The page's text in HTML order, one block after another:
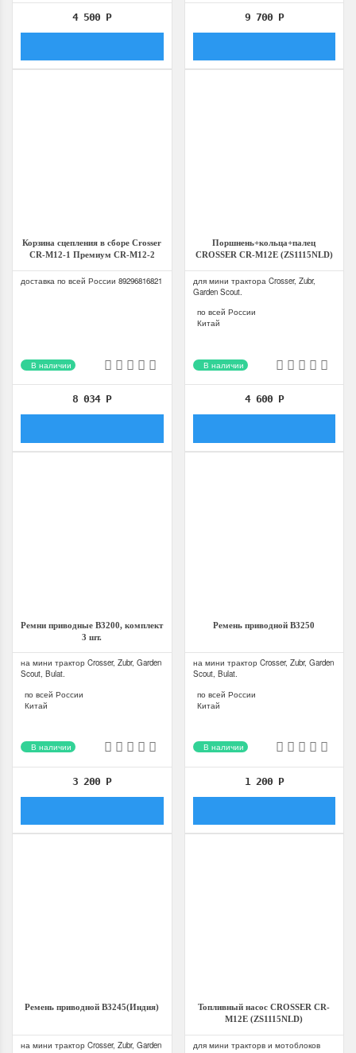
Мотоблок Скаут GS 15 DE Минитрактор
4 500 Р 9 700 Р
Корзина сцепления в сборе Crosser
CR-M12-1 Премиум CR-M12-2
доставка по всей России 89296816821
В наличии
8 034 Р
Поршнень+кольца+палец
CROSSER CR-M12E (ZS1115NLD)
для мини трактора Crosser, Zubr,
Garden Scout.
по всей России
Китай
В наличии
4 600 Р
Ремни приводные B3200, комплект
3 шт.
на мини трактор Crosser, Zubr, Garden
Scout, Bulat.
по всей России
Китай
В наличии
3 200 Р
Ремень приводной B3250
на мини трактор Crosser, Zubr, Garden
Scout, Bulat.
по всей России
Китай
В наличии
1 200 Р
Ремень приводной B3245(Индия)
на мини трактор Crosser, Zubr, Garden
Топливный насос CROSSER CR-
M12E (ZS1115NLD)
для мини тракторв и мотоблоков